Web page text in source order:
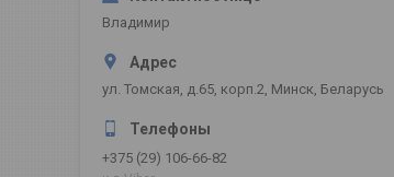
Владимир
ул. Томская, д.65, корп.2, Минск, Беларусь
+375 (29) 106-66-82